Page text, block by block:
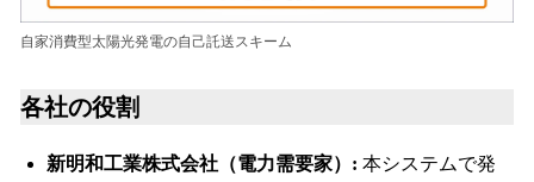
自家消費型太陽光発電の自己託送スキーム
各社の役割
新明和工業株式会社（電力需要家）: 本システムで発